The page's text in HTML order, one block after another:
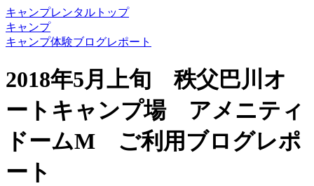
キャンプレンタルトップ
キャンプ
キャンプ体験ブログレポート
2018年5月上旬 秩父巴川オ
ートキャンプ場 アメニティ
ドームM ご利用ブログレポ
ート